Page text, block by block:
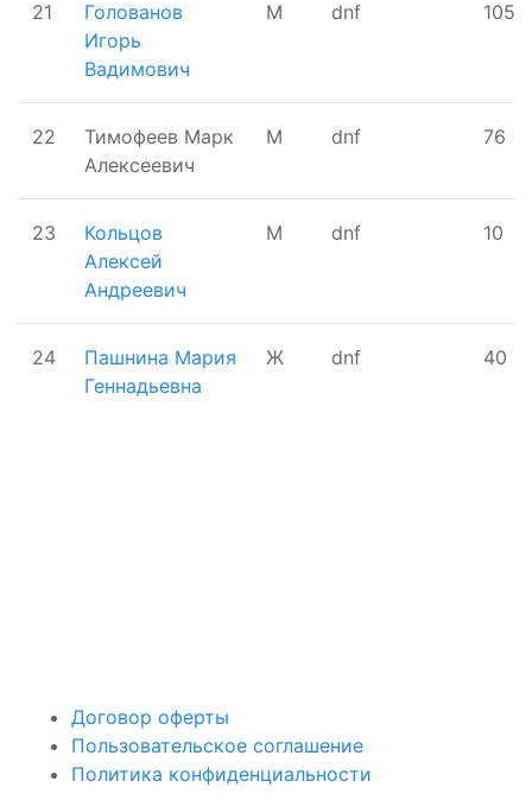
21
Голованов
Игорь
Вадимович
М dnf 105
22
Тимофеев Марк
Алексеевич
М dnf 76
23
Кольцов
Алексей
Андреевич
М dnf 10
24
Пашнина Мария
Геннадьевна
Ж dnf 40
Договор оферты
Пользовательское соглашение
Политика конфиденциальности